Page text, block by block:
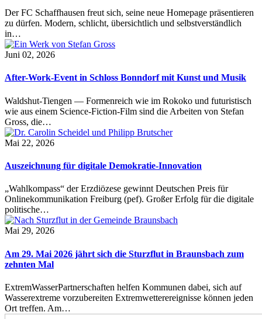
Der FC Schaffhausen freut sich, seine neue Homepage präsentieren
zu dürfen. Modern, schlicht, übersichtlich und selbstverständlich
in…
Juni 02, 2026
After-Work-Event in Schloss Bonndorf mit Kunst und Musik
Waldshut-Tiengen — Formenreich wie im Rokoko und futuristisch
wie aus einem Science-Fiction-Film sind die Arbeiten von Stefan
Gross, die…
Mai 22, 2026
Auszeichnung für digitale Demokratie-Innovation
„Wahlkompass“ der Erzdiözese gewinnt Deutschen Preis für
Onlinekommunikation Freiburg (pef). Großer Erfolg für die digitale
politische…
Mai 29, 2026
Am 29. Mai 2026 jährt sich die Sturzflut in Braunsbach zum
zehnten Mal
ExtremWasserPartnerschaften helfen Kommunen dabei, sich auf
Wasserextreme vorzubereiten Extremwetterereignisse können jeden
Ort treffen. Am…